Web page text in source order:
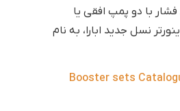
با دو پمپ افقی یا
نسل جدید ابارا، به نام
Booster sets